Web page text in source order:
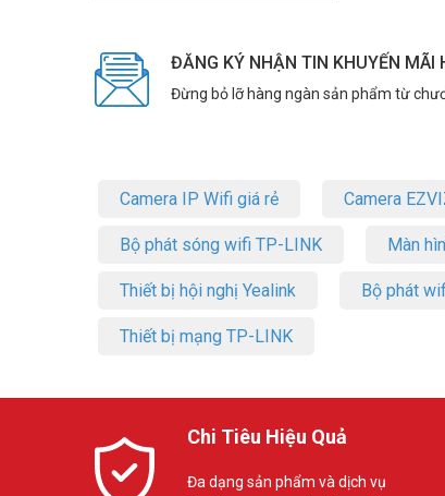
ĐĂNG KÝ NHẬN TIN KHUYẾN MÃI
Đừng bỏ lỡ hàng ngàn sản phẩm từ
Camera IP Wifi giá rẻ Camera
Bộ phát sóng wifi TP-LINK Màn
Thiết bị hội nghị Yealink Bộ phát
Thiết bị mạng TP-LINK
Chi Tiêu Hiệu Quả
Đa dạng sản phẩm và dịch vụ